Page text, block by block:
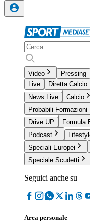
Video Pressing
Live
Diretta Calcio
News Live
Calcio
Probabili Formazioni
Drive UP
Formula
Podcast
Speciali Europei
Speciale Scudetti
Seguici anche su
Area personale